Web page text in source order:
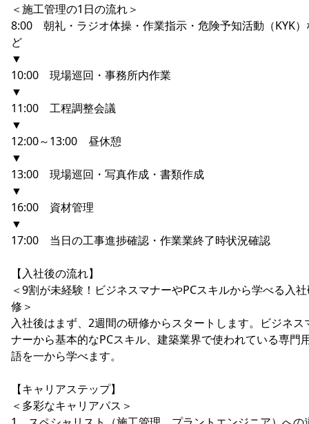
＜施工管理の1日の流れ＞
8:00 朝礼・ラジオ体操・作業指示・危険予知活動（KYK）
ど
▼
10:00 現場巡回・事務所内作業
▼
11:00 工程調整会議
▼
12:00～13:00 昼休憩
▼
13:00 現場巡回・写真作成・書類作成
▼
16:00 資材管理
▼
17:00 当日の工事進捗確認・作業業終了時状況確認
【入社後の流れ】
＜9割が未経験！ビジネスマナーやPCスキルから学べる入
修＞
入社後はまず、2週間の研修からスタートします。ビジネス
ナーから基本的なPCスキル、建築業界で使われている専門
語を一から学べます。
【キャリアステップ】
＜多彩なキャリアパス＞